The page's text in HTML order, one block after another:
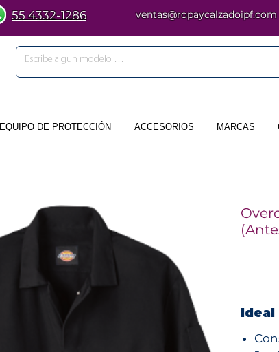
55 4332-1286 ventas@ropaycalzadoipf.com
EQUIPO DE PROTECCIÓN ACCESORIOS MARCAS
Ideal